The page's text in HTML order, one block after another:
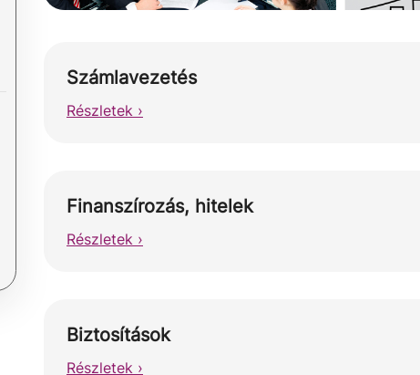
Számlavezetés
Részletek ›
Finanszírozás, hitelek
Részletek ›
Biztosítások
Részletek ›